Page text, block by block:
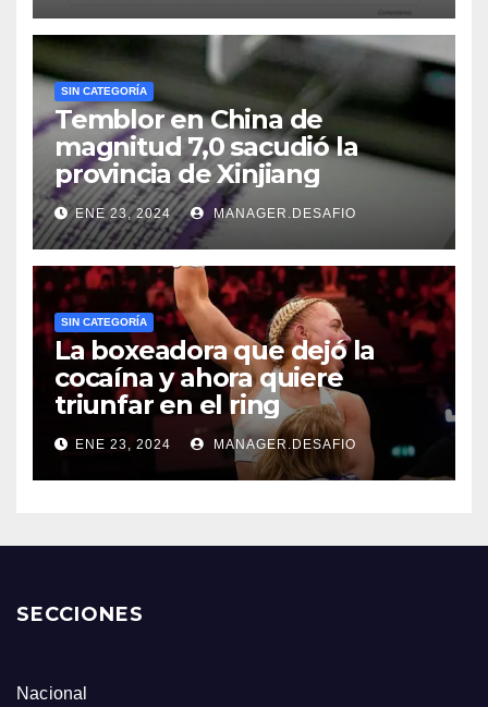
SIN CATEGORÍA
Temblor en China de
magnitud 7,0 sacudió la
provincia de Xinjiang
ENE 23, 2024 MANAGER.DESAFIO
SIN CATEGORÍA
La boxeadora que dejó la
cocaína y ahora quiere
triunfar en el ring​
ENE 23, 2024 MANAGER.DESAFIO
SECCIONES
Nacional